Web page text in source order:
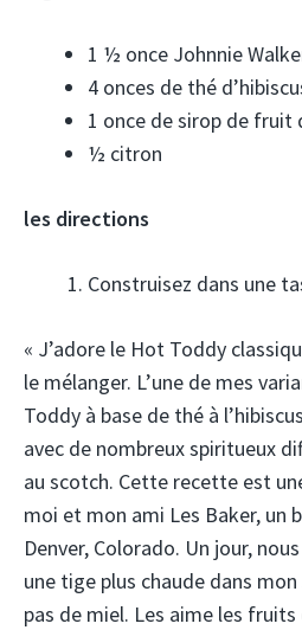
1 ½ once Johnnie
4 onces de thé
1 once de sirop de fruit
½ citron
les directions
Construisez dans une
« J’adore le Hot Toddy
le mélanger. L’une de mes
Toddy à base de thé à
avec de nombreux spiritueux
au scotch. Cette recette est
moi et mon ami Les Baker, un
Denver, Colorado. Un jour,
une tige plus chaude dans
pas de miel. Les aime les